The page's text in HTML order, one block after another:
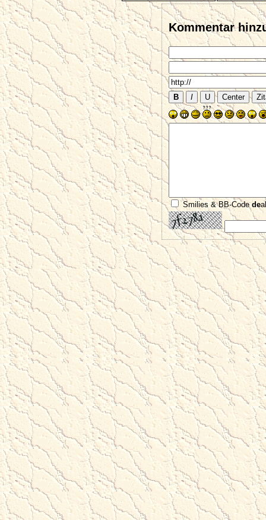
Kommentar
Smilies & BB-Codede